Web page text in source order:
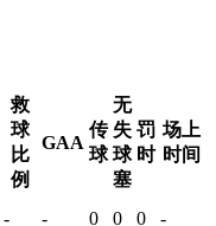
救
球
比
例
GAA
传
球
无
失
球
塞
罚
时
场上
时间
- - 0 0 0
-